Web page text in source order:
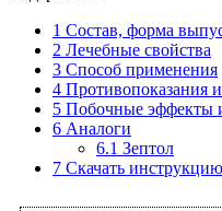
1 Состав, форма
2 Лечебные свойства
3 Способ применения
4 Противопоказания
5 Побочные эффекты
6 Аналоги
6.1 Зептол
7 Скачать